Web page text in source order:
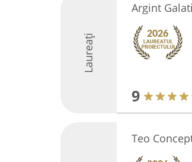
Laureați
Argint Galati
9
Teo